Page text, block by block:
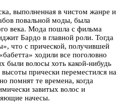
выполненная в чистом жанре и
повальной моды, была
века. Мода пошла с фильма
Бардо в главной роли. Тогда
что с прической, получившей
ходили все поголовно
волосы хоть какой-нибудь
прически переместился на
помнят те времена, когда
завитых волос и
начесы.